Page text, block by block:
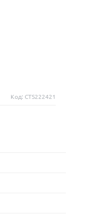
Код: CTS222421